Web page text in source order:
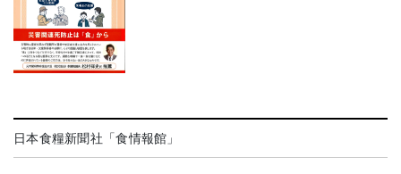
日本食糧新聞社「食情報館」